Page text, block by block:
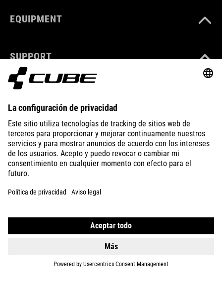
EQUIPMENT
SUPPORT
EXPLORE